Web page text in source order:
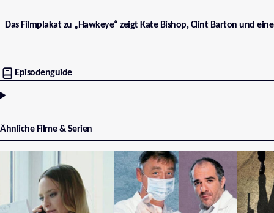
Das Filmplakat zu „Hawkeye“ zeigt Kate Bishop, Clint Barton und
Episodenguide
Ähnliche Filme & Serien